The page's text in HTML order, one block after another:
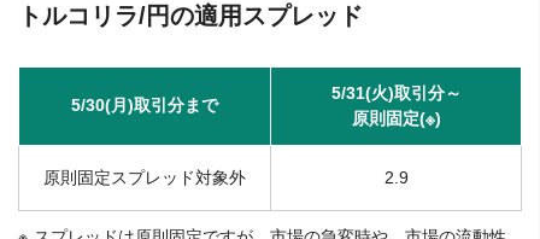
トルコリラ/円の適用スプレッド
5/30(月)取引分まで
5/31(火)取引分～
原則固定(※)
原則固定スプレッド対象外 2.9